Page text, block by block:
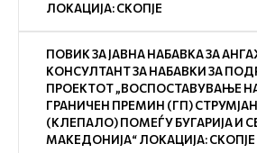
ЛОКАЦИЈА: СКОПЈЕ
ПОВИК ЗА ЈАВНА НАБАВКА ЗА
КОНСУЛТАНТ ЗА НАБАВКИ ЗА
ПРОЕКТОТ „ВОСПОСТАВУВАЊЕ
ГРАНИЧЕН ПРЕМИН (ГП)
(КЛЕПАЛО) ПОМЕЃУ БУГАРИЈА И
МАКЕДОНИЈА“ ЛОКАЦИЈА: СКОПЈЕ